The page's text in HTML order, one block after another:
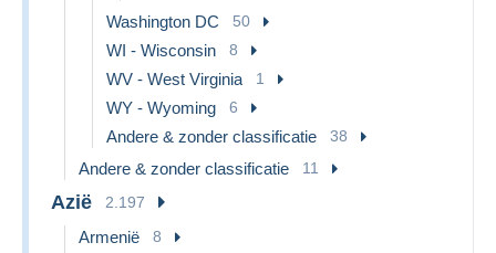
Washington DC 50
WI - Wisconsin 8
WV - West Virginia 1
WY - Wyoming 6
Andere & zonder classificatie 38
Andere & zonder classificatie 11
Azië 2.197
Armenië 8